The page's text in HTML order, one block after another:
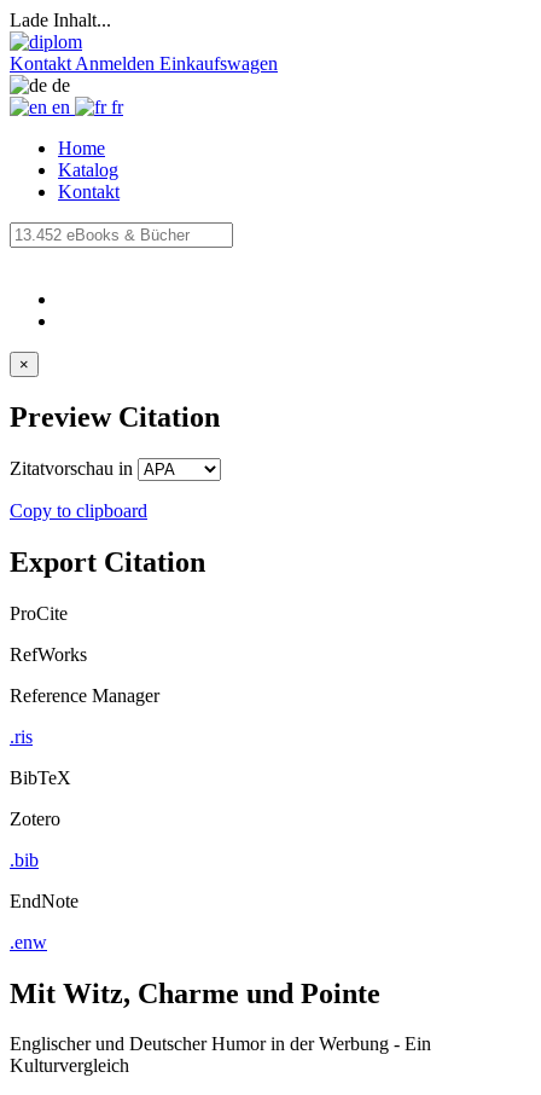
Lade Inhalt...
Kontakt Anmelden Einkaufswagen
de
en
fr
Home
Katalog
Kontakt
×
Preview Citation
Zitatvorschau in
Copy to clipboard
Export Citation
ProCite
RefWorks
Reference Manager
.ris
BibTeX
Zotero
.bib
EndNote
.enw
Mit Witz, Charme und Pointe
Englischer und Deutscher Humor in der Werbung - Ein
Kulturvergleich